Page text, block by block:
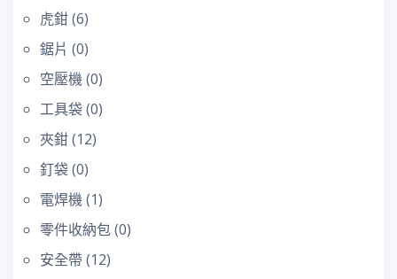
虎鉗(6)
鋸片 (0)
空壓機(0)
工具袋(0)
夾鉗(12)
釘袋(0)
電焊機(1)
零件收納包(0)
安全帶 (12)